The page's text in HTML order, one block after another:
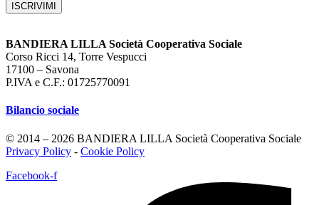
ISCRIVIMI
BANDIERA LILLA Società Cooperativa Sociale
Corso Ricci 14, Torre Vespucci
17100 – Savona
P.IVA e C.F.: 01725770091
Bilancio sociale
© 2014 – 2026 BANDIERA LILLA Società Cooperativa Sociale
Privacy Policy - Cookie Policy
Facebook-f